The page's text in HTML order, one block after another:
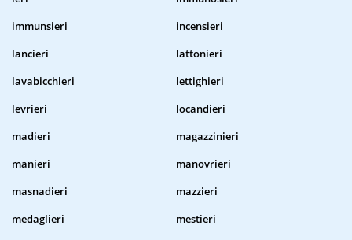
immunsieri
incensieri
lancieri
lattonieri
lavabicchieri
lettighieri
levrieri
locandieri
madieri
magazzinieri
manieri
manovrieri
masnadieri
mazzieri
medaglieri
mestieri